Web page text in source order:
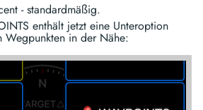
- standardmäßig.
enthält jetzt eine Unteroption
Wegpunkten in der Nähe: